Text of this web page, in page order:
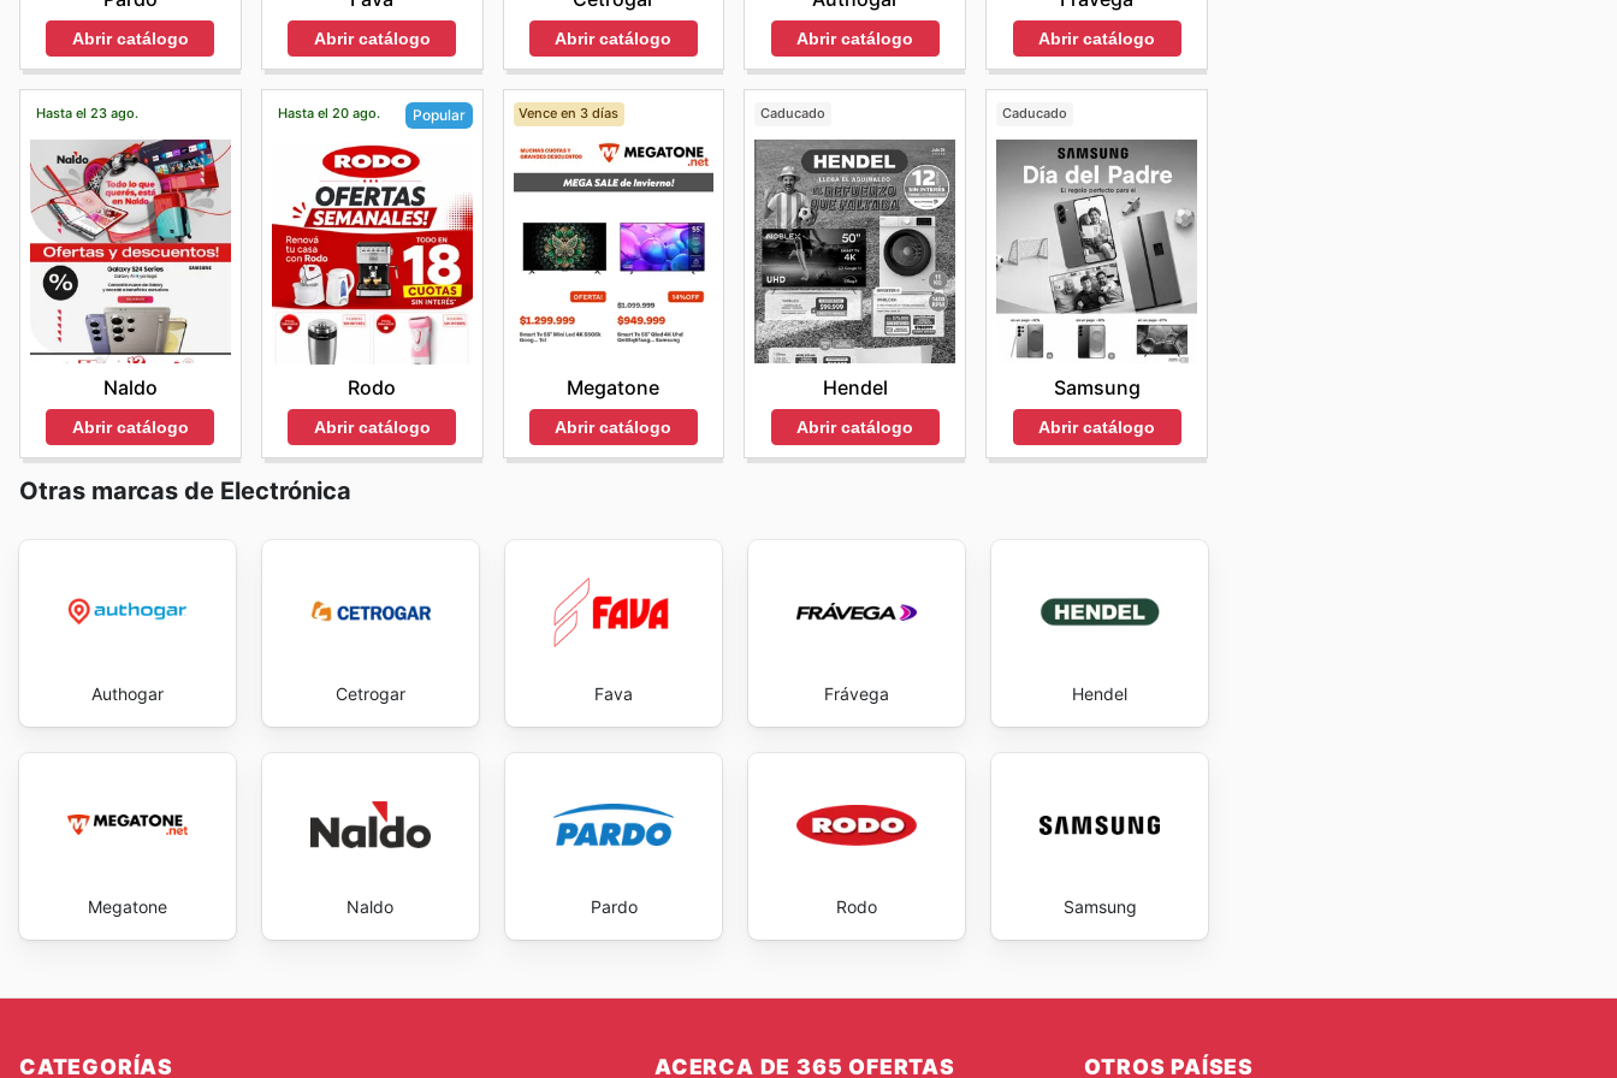
Abrir catálogo Abrir catálogo Abrir catálogo Abrir catálogo Abrir catálogo
Hasta el 23 ago.
Naldo
Abrir catálogo
Hasta el 20 ago. Popular
Rodo
Abrir catálogo
Vence en 3 días
Megatone
Abrir catálogo
Caducado
Hendel
Abrir catálogo
Caducado
Samsung
Abrir catálogo
Otras marcas de Electrónica
Authogar Cetrogar Fava Frávega Hendel
Megatone Naldo Pardo Rodo Samsung
CATEGORÍAS ACERCA DE 365 OFERTAS OTROS PAÍSES